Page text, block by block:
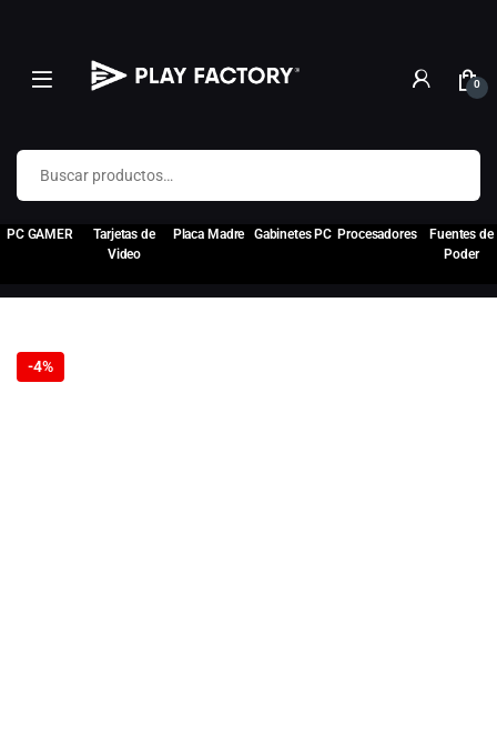
0
Buscar por:
PC GAMER
Tarjetas de
Video
Placa Madre Gabinetes PC Procesadores
Fuentes de
Poder
-4%